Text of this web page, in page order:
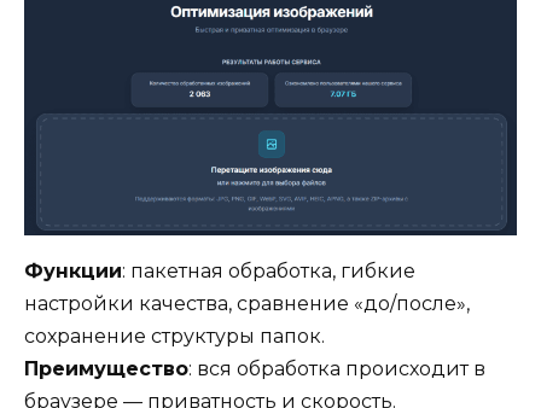
Функции: пакетная обработка, гибкие
настройки качества, сравнение «до/после»,
сохранение структуры папок.
Преимущество: вся обработка происходит в
браузере — приватность и скорость.